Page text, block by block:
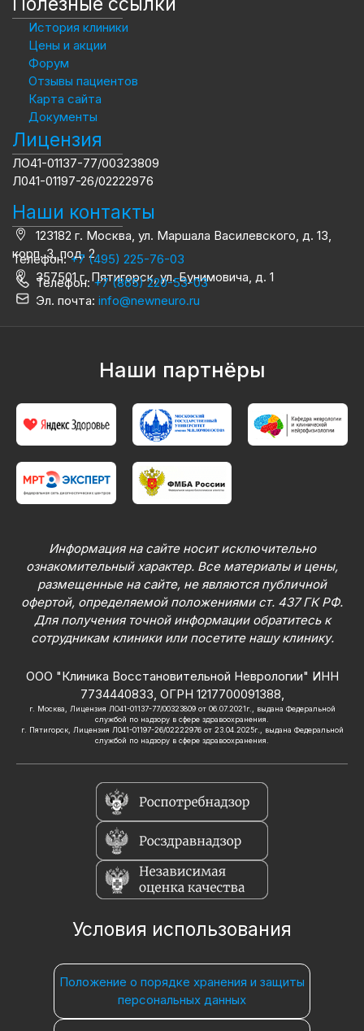
История клиники
Цены и акции
Форум
Отзывы пациентов
Карта сайта
Документы
Лицензия
ЛО41-01137-77/00323809
Л041-01197-26/02222976
Наши контакты
123182 г. Москва, ул. Маршала Василевского, д. 13,
корп. 3, под. 2
Телефон:+7 (495) 225-76-03
357501 г. Пятигорск, ул. Бунимовича, д. 1
Телефон:+7 (865) 220-53-03
Эл. почта: info@newneuro.ru
Наши партнёры
Информация на сайте носит исключительно
ознакомительный характер. Все материалы и цены,
размещенные на сайте, не являются публичной
офертой, определяемой положениями ст. 437 ГК РФ.
Для получения точной информации обратитесь к
сотрудникам клиники или посетите нашу клинику.
ООО "Клиника Восстановительной Неврологии" ИНН
7734440833, ОГРН 1217700091388,
г. Москва, Лицензия ЛО41-01137-77/00323809 от 06.07.2021г., выдана Федеральной
службой по надзору в сфере здравоохранения.
г. Пятигорск, Лицензия Л041-01197-26/02222976 от 23.04.2025г., выдана Федеральной
службой по надзору в сфере здравоохранения.
Условия использования
Положение о порядке хранения и защиты
персональных данных